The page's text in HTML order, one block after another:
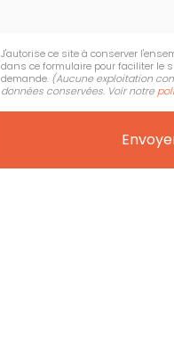
J'autorise ce site à conserver
dans ce formulaire pour faciliter le
demande. (Aucune exploitation
données conservées. Voir notre